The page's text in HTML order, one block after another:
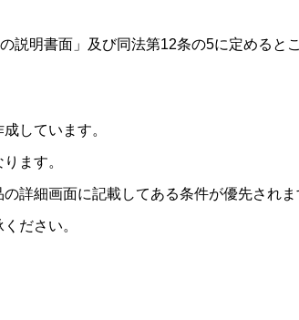
説明書面」及び同法第12条の5に定めると
しています。
ます。
詳細画面に記載してある条件が優先されま
ださい。